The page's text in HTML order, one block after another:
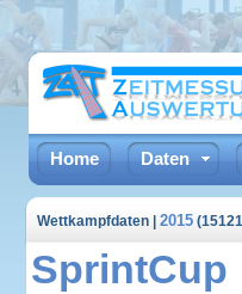
Home Daten
Wettkampfdaten | 2015